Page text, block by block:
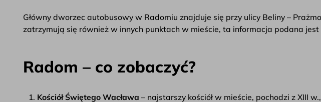
Główny dworzec autobusowy w Radomiu znajduje się przy ulicy Beliny –
zatrzymują się również w innych punktach w mieście, ta informacja podana
Radom – co zobaczyć?
Kościół Świętego Wacława – najstarszy kościół w mieście, pochodzi z XIII